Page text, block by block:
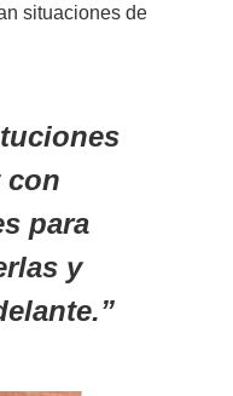
situaciones de
con
para
y